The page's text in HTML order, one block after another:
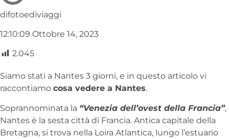
difotoediviaggi
12:10:09 Ottobre 14, 2023
2.045
Siamo stati a Nantes 3 giorni, e in questo articolo vi
raccontiamo cosa vedere a Nantes.
Soprannominata la “Venezia dell’ovest della Francia”,
Nantes è la sesta città di Francia. Antica capitale della
Bretagna, si trova nella Loira Atlantica, lungo l’estuario